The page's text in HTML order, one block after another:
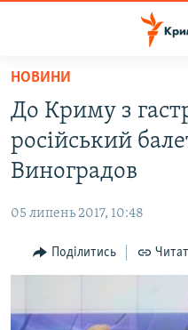
Перейти
основного
матеріалу
Перейти
до
основної
Перейти
до
ВОДА.КРИМ
ВІДЕО ТА ФОТО
БЛОГИ
ПОГЛЯД
ВСЕ ЗА ДЕНЬ
НОВИНИ
До Криму з
російський
Виноградов
05 липень 2017, 10:48
Поділитись